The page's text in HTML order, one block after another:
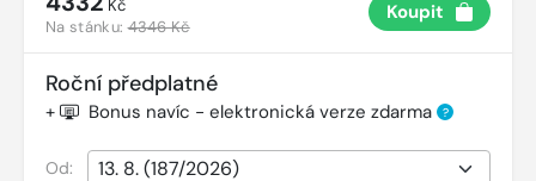
Kč
Na stánku:4346 Kč
Koupit
Roční předplatné
+ Bonus navíc - elektronická verze zdarma ?
Od: